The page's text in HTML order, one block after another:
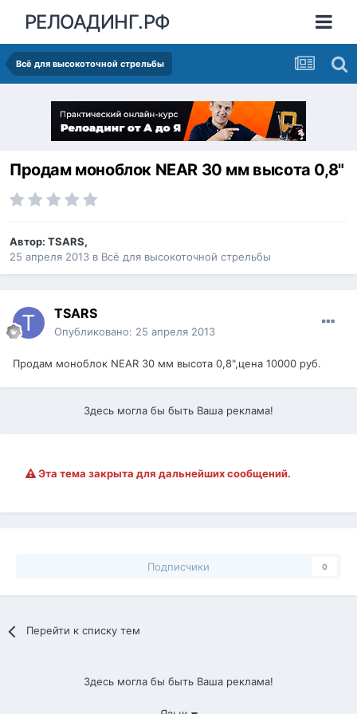
РЕЛОАДИНГ.РФ
Всё для высокоточной стрельбы
Продам моноблок NEAR 30 мм высота 0,8"
Автор: TSARS,
25 апреля 2013 в Всё для высокоточной стрельбы
TSARS
Опубликовано: 25 апреля 2013
Продам моноблок NEAR 30 мм высота 0,8",цена 10000 руб.
Здесь могла бы быть Ваша реклама!
Эта тема закрыта для дальнейших сообщений.
Подписчики 0
Перейти к списку тем
Здесь могла бы быть Ваша реклама!